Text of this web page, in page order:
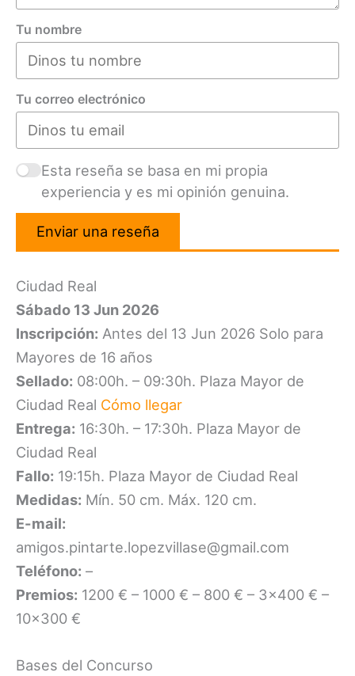
Tu nombre
Tu correo electrónico
Esta reseña se basa en mi propia
experiencia y es mi opinión genuina.
Enviar una reseña
Ciudad Real
Sábado 13 Jun 2026
Inscripción: Antes del 13 Jun 2026 Solo para
Mayores de 16 años
Sellado: 08:00h. – 09:30h. Plaza Mayor de
Ciudad Real Cómo llegar
Entrega: 16:30h. – 17:30h. Plaza Mayor de
Ciudad Real
Fallo: 19:15h. Plaza Mayor de Ciudad Real
Medidas: Mín. 50 cm. Máx. 120 cm.
E-mail:
amigos.pintarte.lopezvillase@gmail.com
Teléfono: –
Premios: 1200 € – 1000 € – 800 € – 3×400 € –
10×300 €
Bases del Concurso